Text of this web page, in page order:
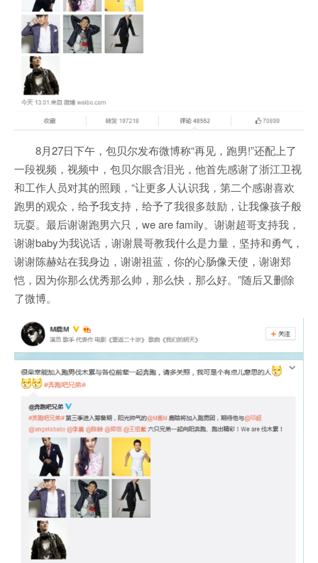
8月27日下午，包贝尔发布微博称“再见， 跑男!”还配上了
一段视频，视频中，包贝尔眼含泪光，他首先感谢了浙江卫视
和工作人员对其的照顾，“让更多人认识我，第二个感谢喜欢
跑男的观众，给予我支持，给予了我很多鼓励，让我像孩子般
玩耍。最后谢谢跑男六只，we are family。谢谢超哥支持我，
谢谢baby为我说话，谢谢晨哥教我什么是力量，坚持和勇气，
谢谢陈赫站在我身边，谢谢祖蓝，你的心肠像天使，谢谢郑
恺 ，因为你那么优秀那么帅，那么快，那么好。”随后又删除
了微博。